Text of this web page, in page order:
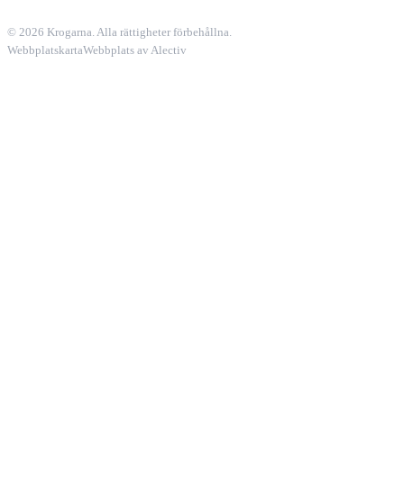
© 2026 Krogarna. Alla rättigheter förbehållna.
WebbplatskartaWebbplats av Alectiv